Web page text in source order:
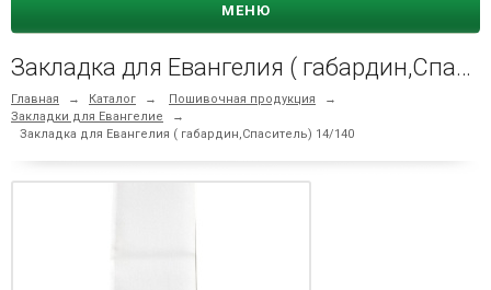
МЕНЮ
Закладка для Евангелия ( габардин,Спаситель) 14/140
Главная → Каталог → Пошивочная продукция
→
Закладки для Евангелие
→
Закладка для Евангелия ( габардин,Спаситель) 14/140